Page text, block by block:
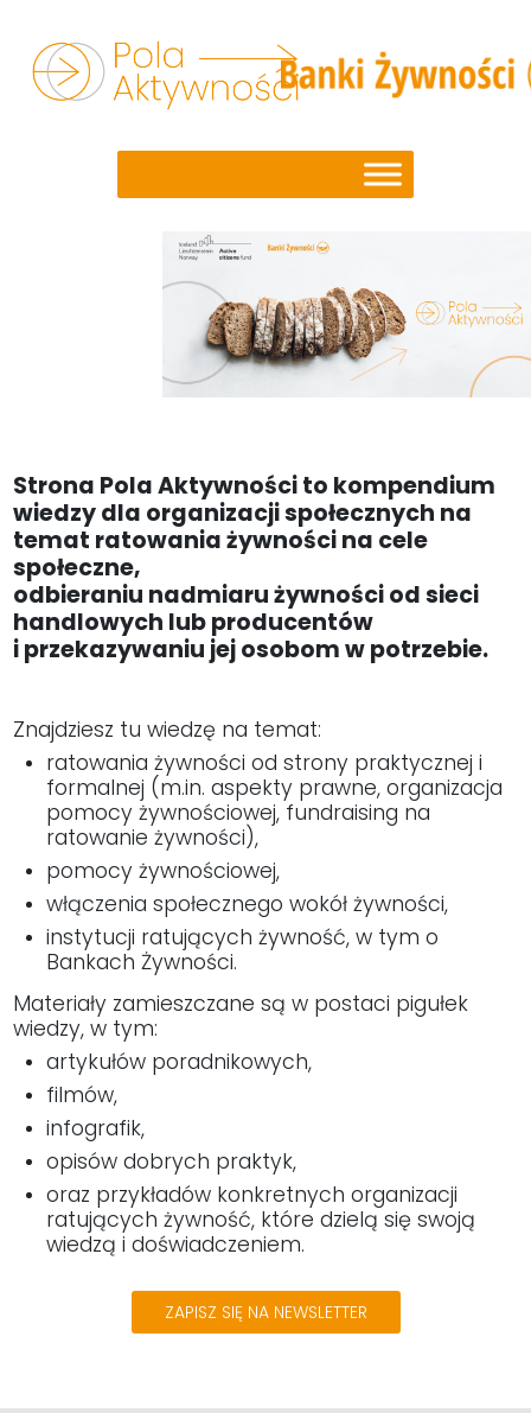
Strona Pola Aktywności to kompendium
wiedzy dla organizacji społecznych na
temat ratowania żywności na cele
społeczne,
odbieraniu nadmiaru żywności od sieci
handlowych lub producentów
i przekazywaniu jej osobom w potrzebie.
Znajdziesz tu wiedzę na temat:
ratowania żywności od strony praktycznej i
formalnej (m.in. aspekty prawne, organizacja
pomocy żywnościowej, fundraising na
ratowanie żywności),
pomocy żywnościowej,
włączenia społecznego wokół żywności,
instytucji ratujących żywność, w tym o
Bankach Żywności.
Materiały zamieszczane są w postaci pigułek
wiedzy, w tym:
artykułów poradnikowych,
filmów,
infografik,
opisów dobrych praktyk,
oraz przykładów konkretnych organizacji
ratujących żywność, które dzielą się swoją
wiedzą i doświadczeniem.
ZAPISZ SIĘ NA NEWSLETTER